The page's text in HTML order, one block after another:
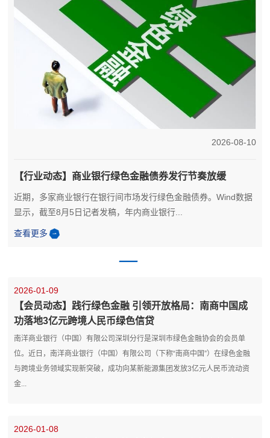
2026-08-10
【行业动态】商业银行绿色金融债券发行节奏放缓
近期，多家商业银行在银行间市场发行绿色金融债券。Wind数据
显示，截至8月5日记者发稿，年内商业银行...
查看更多
2026-01-09
【会员动态】践行绿色金融 引领开放格局：南商中国成
功落地3亿元跨境人民币绿色信贷
南洋商业银行（中国）有限公司深圳分行是深圳市绿色金融协会的会员单
位。近日，南洋商业银行（中国）有限公司（下称“南商中国”）在绿色金融
与跨境业务领域实现新突破，成功向某新能源集团发放3亿元人民币流动资
金...
2026-01-08